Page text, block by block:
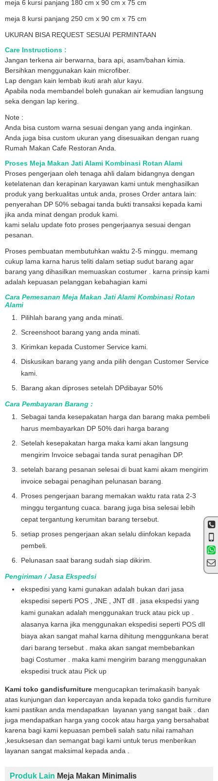
meja 6 kursi panjang 180 cm x 90 cm x 75 cm
meja 8 kursi panjang 250 cm x 90 cm x 75 cm
UKURAN BISA REQUEST SESUAI PERMINTAAN
Care Instructions :
Jangan terkena air berwarna, bara api, asam/bahan kimia.
Bersihkan menggunakan kain microfiber.
Lap dengan kain lembab ikuti arah alur kayu.
Apabila noda membandel boleh gunakan air kemudian langsung
seka dengan lap kering.
Note :
Anda bisa custom warna sesuai dengan yang anda inginkan.
Anda juga bisa custom ukuran yang disesuaikan dengan ruang
Rumah Makan Cafe Restoran Anda.
Proses Meja Makan Jati Alami Kombinasi Rotan Alami
Proses pengerjaan oleh tenaga ahli dalam bidangnya dengan
ketelatenan dan kerapinan karyawan kami untuk menghasilkan
produk yang berkualitas untuk anda, proses Order antara lain:
penyerahan DP 50% sebagai tanda bukti transaksi kepada kami
jika anda minat dengan produk kami.
kami selalu update foto proses pengerjaanya sesuai dengan
pesanan.
Proses pembuatan membutuhkan waktu 2-5 minggu. memang
cukup lama karna harus teliti dalam setiap sudut barang agar
barang yang dihasilkan memuaskan costumer . karna prinsip kami
adalah kepuasan pelanggan kebahagian kami
Cara Pemesanan Meja Makan Jati Alami Kombinasi Rotan
Alami
Pilihlah barang yang anda minati.
Screenshoot barang yang anda minati.
Kirimkan kepada Customer Service kami.
Diskusikan barang yang anda pilih dengan Customer Service
kami.
Barang akan diproses setelah DPdibayar 50%
Cara Pembayaran Barang :
Sebagai tanda kesepakatan harga dan barang maka pembeli
harus membayarkan DP 50% dari harga barang
Setelah kesepakatan harga maka kami akan langsung
mengirim Invoice sebagai tanda surat penagihan DP.
setelah barang pesanan selesai di buat kami akam mengirim
invoice sebagai penagihan pelunasan barang.
Proses pengerjaan barang memakan waktu rata rata 2-3
minggu tergantung cuaca. barang juga bisa selesai lebih
cepat tergantung kerumitan barang tersebut.
setiap proses pengerjaan akan selalu diinfokan kepada
pembeli.
Pelunasan saat barang sudah siap dikirim.
Pengiriman / Jasa Ekspedsi
ekspedisi yang kami gunakan adalah bukan dari jasa
ekspedisi seperti POS , JNE , JNT dll . jasa ekspedsi yang
kami gunakan adalah menggunakan truck atau pick up .
alasanya karna jika menggunakan ekspedisi seperti POS dll
biaya akan sangat mahal karna dihitung menggunkana berat
dari barang tersebut . maka akan sangat membebankan
bagi Costumer . maka kami mengirim barang menggunakan
ekspedisi truck atau Pick up
Kami toko gandisfurniture mengucapkan terimakasih banyak
atas kunjungan dan kepercayan anda kepada toko gandis furniture
kami pastikan anda mendapatkan layanan yang sangat baik . dan
juga mendapatkan harga yang cocok atau harga yang bersahabat
karena bagi kami kepuasan pembeli salah satu nilai ramahan
,kesuksesan dan semangat bagi kami untuk terus menberikan
layanan sangat maksimal kepada anda .
Produk Lain Meja Makan Minimalis